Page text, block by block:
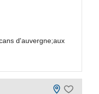
d'auvergne;aux